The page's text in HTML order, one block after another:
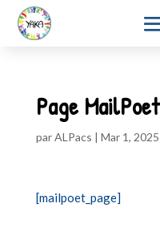
Page MailPoet
parALPacs | Mar 1, 2025
[mailpoet_page]